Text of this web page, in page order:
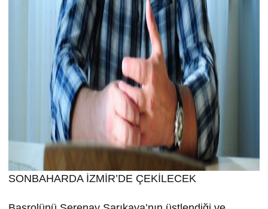
SONBAHARDA İZMİR’DE ÇEKİLECEK